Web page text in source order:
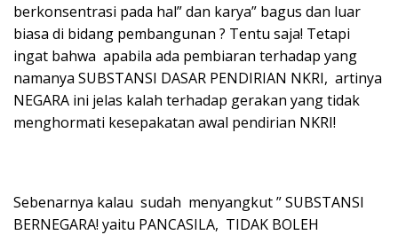
berkonsentrasi pada hal” dan karya” bagus dan luar
biasa di bidang pembangunan ? Tentu saja! Tetapi
ingat bahwa apabila ada pembiaran terhadap yang
namanya SUBSTANSI DASAR PENDIRIAN NKRI, artinya
NEGARA ini jelas kalah terhadap gerakan yang tidak
menghormati kesepakatan awal pendirian NKRI!
Sebenarnya kalau sudah menyangkut ” SUBSTANSI
BERNEGARA! yaitu PANCASILA, TIDAK BOLEH